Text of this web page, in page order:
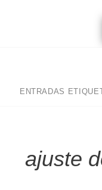
MI
Un Espacio Para
ENTRADAS
ajuste